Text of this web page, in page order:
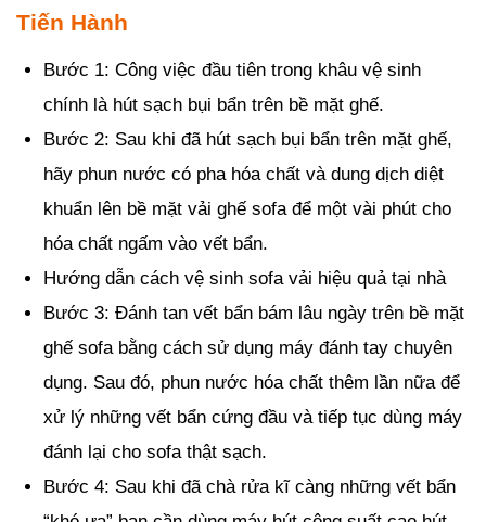
Tiến Hành
Bước 1: Công việc đầu tiên trong khâu vệ sinh
chính là hút sạch bụi bẩn trên bề mặt ghế.
Bước 2: Sau khi đã hút sạch bụi bẩn trên mặt ghế,
hãy phun nước có pha hóa chất và dung dịch diệt
khuẩn lên bề mặt vải ghế sofa để một vài phút cho
hóa chất ngấm vào vết bẩn.
Hướng dẫn cách vệ sinh sofa vải hiệu quả tại nhà
Bước 3: Đánh tan vết bẩn bám lâu ngày trên bề mặt
ghế sofa bằng cách sử dụng máy đánh tay chuyên
dụng. Sau đó, phun nước hóa chất thêm lần nữa để
xử lý những vết bẩn cứng đầu và tiếp tục dùng máy
đánh lại cho sofa thật sạch.
Bước 4: Sau khi đã chà rửa kĩ càng những vết bẩn